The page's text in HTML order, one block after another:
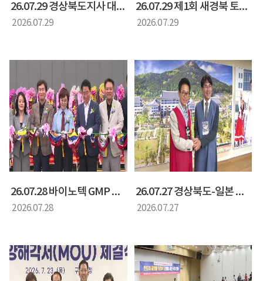
26.07.29 경상북도지사 대구시장 면담
2026.07.29
26.07.29 제1회 새경북 토론회 미리보는 경북 미래 식품산업
2026.07.29
26.07.28 바이노텍 GMP 공장 준공식
2026.07.28
26.07.27 경상북도-일본 나라현 상호 교류협약 간담회
2026.07.27